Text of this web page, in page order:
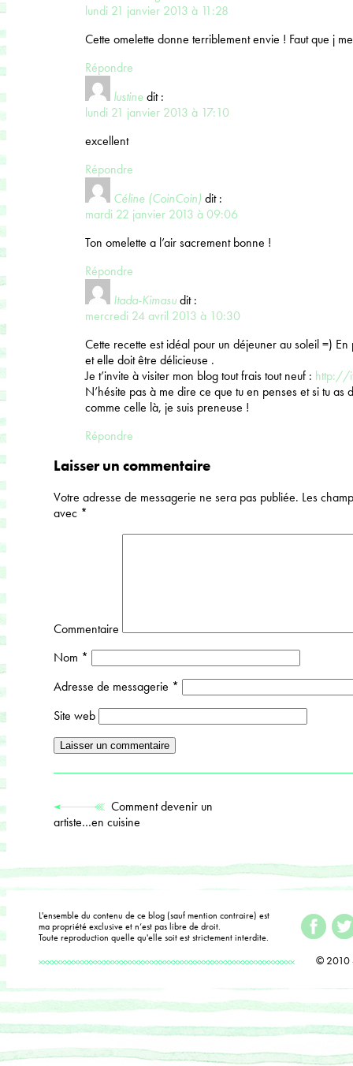
lundi 21 janvier 2013 à 11:28
Cette omelette donne terriblement envie ! Faut que j
Répondre
lustinedit :
lundi 21 janvier 2013 à 17:10
excellent
Répondre
Céline (CoinCoin) dit :
mardi 22 janvier 2013 à 09:06
Ton omelette a l’air sacrement bonne !
Répondre
Itada-Kimasudit :
mercredi 24 avril 2013 à 10:30
Cette recette est idéal pour un déjeuner au soleil =)
et elle doit être délicieuse .
Je t’invite à visiter mon blog tout frais tout neuf : http://
N’hésite pas à me dire ce que tu en penses et si tu as
comme celle là, je suis preneuse !
Répondre
Laisser un commentaire
Votre adresse de messagerie ne sera pas publiée. Les
avec *
Commentaire
Nom *
Adresse de messagerie *
Site web
Comment devenir un
artiste…en cuisine
L'ensemble du contenu de ce blog (sauf mention contraire) est
ma propriété exclusive et n’est pas libre de droit.
Toute reproduction quelle qu'elle soit est strictement interdite.
© 2010